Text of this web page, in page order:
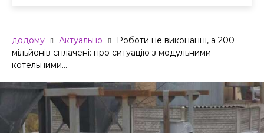
додому Актуально
Роботи не виконанні, а 200
мільйонів сплачені: про ситуацію з модульними
котельними...